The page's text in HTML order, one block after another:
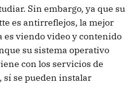
Sin embargo, ya que su
es antirreflejos, la mejor
viendo video y contenido
su sistema operativo
con los servicios de
sí se pueden instalar